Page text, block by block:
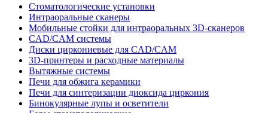
Стоматологические установки
Интраоральные сканеры
Мобильные стойки для интраоральных 3D-сканеров
CAD/CAM системы
Диски циркониевые для CAD/CAM
3D-принтеры и расходные материалы
Вытяжные системы
Печи для обжига керамики
Печи для синтеризации диоксида циркония
Бинокулярные лупы и осветители